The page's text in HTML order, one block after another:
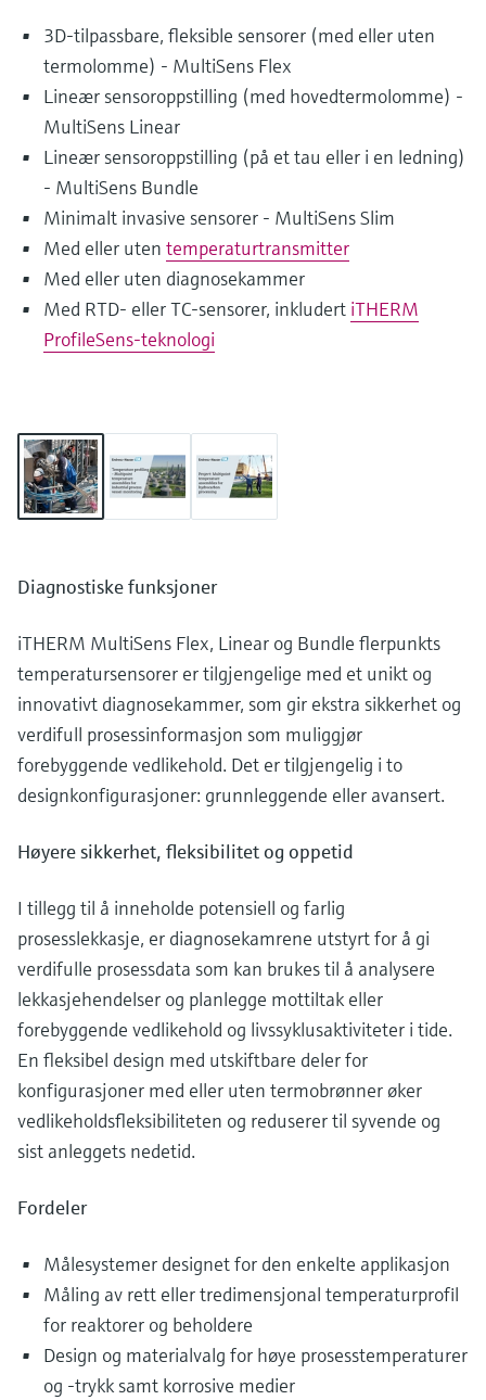
3D-tilpassbare, fleksible sensorer (med eller uten
termolomme) - MultiSens Flex
Lineær sensoroppstilling (med hovedtermolomme) -
MultiSens Linear
Lineær sensoroppstilling (på et tau eller i en ledning)
- MultiSens Bundle
Minimalt invasive sensorer - MultiSens Slim
Med eller uten temperaturtransmitter
Med eller uten diagnosekammer
Med RTD- eller TC-sensorer, inkludert iTHERM
ProfileSens-teknologi
Diagnostiske funksjoner
iTHERM MultiSens Flex, Linear og Bundle flerpunkts
temperatursensorer er tilgjengelige med et unikt og
innovativt diagnosekammer, som gir ekstra sikkerhet og
verdifull prosessinformasjon som muliggjør
forebyggende vedlikehold. Det er tilgjengelig i to
designkonfigurasjoner: grunnleggende eller avansert.
Høyere sikkerhet, fleksibilitet og oppetid
I tillegg til å inneholde potensiell og farlig
prosesslekkasje, er diagnosekamrene utstyrt for å gi
verdifulle prosessdata som kan brukes til å analysere
lekkasjehendelser og planlegge mottiltak eller
forebyggende vedlikehold og livssyklusaktiviteter i tide.
En fleksibel design med utskiftbare deler for
konfigurasjoner med eller uten termobrønner øker
vedlikeholdsfleksibiliteten og reduserer til syvende og
sist anleggets nedetid.
Fordeler
Målesystemer designet for den enkelte applikasjon
Måling av rett eller tredimensjonal temperaturprofil
for reaktorer og beholdere
Design og materialvalg for høye prosesstemperaturer
og -trykk samt korrosive medier